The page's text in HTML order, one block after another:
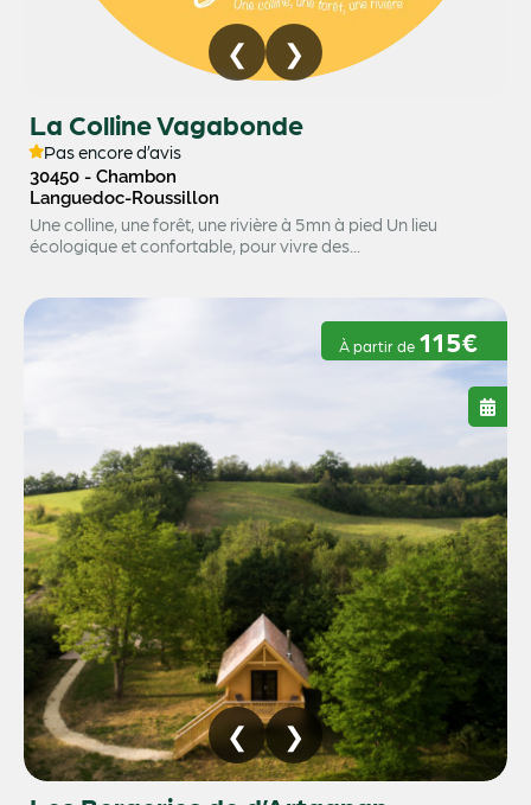
La Colline Vagabonde
Pas encore d’avis
30450 - Chambon
Languedoc-Roussillon
Une colline, une forêt, une rivière à 5mn à pied Un lieu
écologique et confortable, pour vivre des...
À partir de 115€